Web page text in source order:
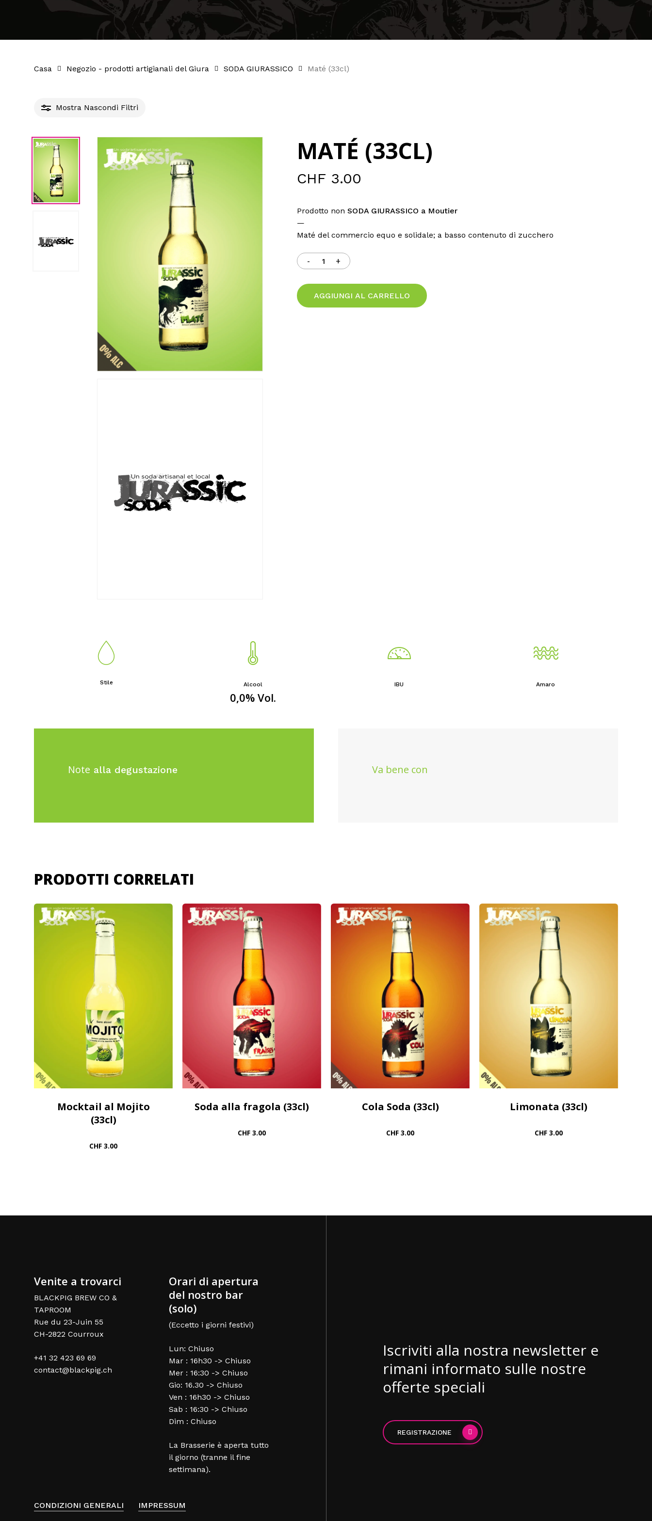
Casa Negozio - prodotti artigianali del Giura SODA GIURASSICO Maté (33cl)
Mostra Nascondi Filtri
MATÉ (33CL)
CHF 3.00
Prodotto non SODA GIURASSICO a Moutier
—
Maté del commercio equo e solidale; a basso contenuto di zucchero
AGGIUNGI AL CARRELLO
Stile Alcool
0,0% Vol.
IBU Amaro
Note alla degustazione Va bene con
PRODOTTI CORRELATI
Mocktail al Mojito
(33cl)
CHF 3.00
Soda alla fragola (33cl)
CHF 3.00
Cola Soda (33cl)
CHF 3.00
Limonata (33cl)
CHF 3.00
Venite a trovarci
BLACKPIG BREW CO &
TAPROOM
Rue du 23-Juin 55
CH-2822 Courroux
+41 32 423 69 69
contact@blackpig.ch
Orari di apertura
del nostro bar
(solo)
(Eccetto i giorni festivi)
Lun: Chiuso
Mar : 16h30 -> Chiuso
Mer : 16:30 -> Chiuso
Gio: 16.30 -> Chiuso
Ven : 16h30 -> Chiuso
Sab : 16:30 -> Chiuso
Dim : Chiuso
La Brasserie è aperta tutto
il giorno (tranne il fine
settimana).
CONDIZIONI GENERALI IMPRESSUM
Iscriviti alla nostra newsletter e
rimani informato sulle nostre
offerte speciali
REGISTRAZIONE